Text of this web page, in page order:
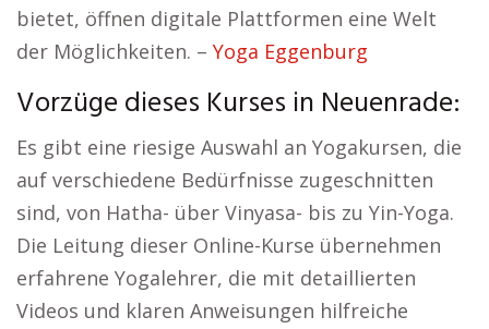
bietet, öffnen digitale Plattformen eine Welt
der Möglichkeiten. – Yoga Eggenburg
Vorzüge dieses Kurses in Neuenrade:
Es gibt eine riesige Auswahl an Yogakursen, die
auf verschiedene Bedürfnisse zugeschnitten
sind, von Hatha- über Vinyasa- bis zu Yin-Yoga.
Die Leitung dieser Online-Kurse übernehmen
erfahrene Yogalehrer, die mit detaillierten
Videos und klaren Anweisungen hilfreiche